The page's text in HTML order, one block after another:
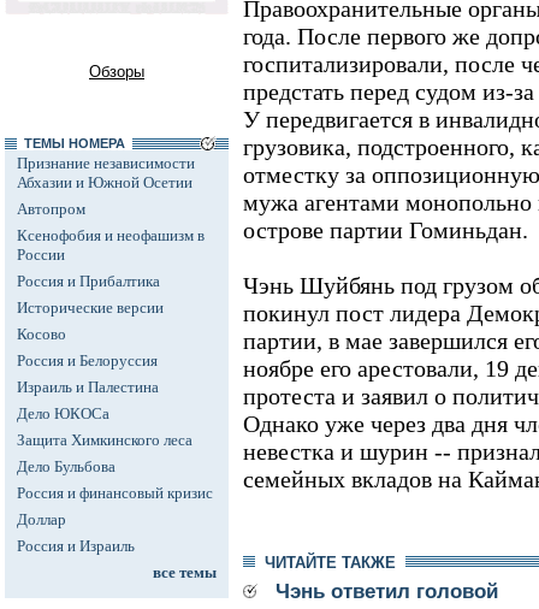
Обзоры
ТЕМЫ НОМЕРА
Признание независимости
Абхазии и Южной Осетии
Автопром
Ксенофобия и неофашизм в
России
Россия и Прибалтика
Исторические версии
Косово
Россия и Белоруссия
Израиль и Палестина
Дело ЮКОСа
Защита Химкинского леса
Дело Бульбова
Россия и финансовый кризис
Доллар
Россия и Израиль
все темы
Правоохранительные
года. После первого же
госпитализировали, после
предстать перед судом из-
У передвигается в
грузовика, подстроенного,
отместку за
мужа агентами монопольно
острове партии Гоминьдан.
Чэнь Шуйбянь под грузом
покинул пост лидера
партии, в мае завершился
ноябре его арестовали, 19
протеста и заявил о
Однако уже через два дня
невестка и шурин --
семейных вкладов на
ЧИТАЙТЕ ТАКЖЕ
Чэнь ответил головой